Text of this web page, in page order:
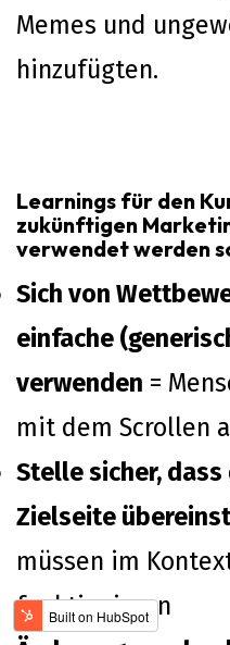
Memes und
hinzufügten.
Learnings für den
zukünftigen
verwendet werden
Sich von
einfache
verwenden =
mit dem Scrollen
Stelle sicher,
Zielseite
müssen im
funktionieren